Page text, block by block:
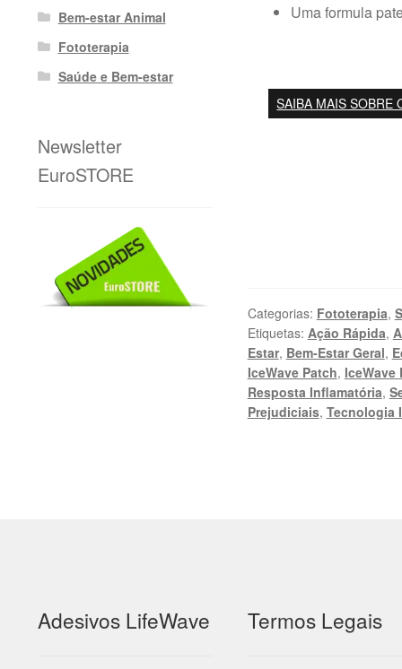
Uma formula
SAIBA MAIS SOBRE
Categorias: Fototerapia,
Etiquetas: Ação Rápida,
Estar, Bem-Estar Geral,
IceWave Patch, IceWave
Resposta Inflamatória,
Prejudiciais, Tecnologia
Bem-estar Animal
Fototerapia
Saúde e Bem-estar
Newsletter
EuroSTORE
Adesivos LifeWave Termos Legais